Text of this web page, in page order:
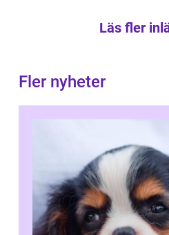
Läs fler
Fler nyheter